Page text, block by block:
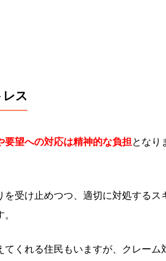
ス
要望への対応は精神的な負担となり
を受け止めつつ、適切に対処するス
てくれる住民もいますが、クレーム